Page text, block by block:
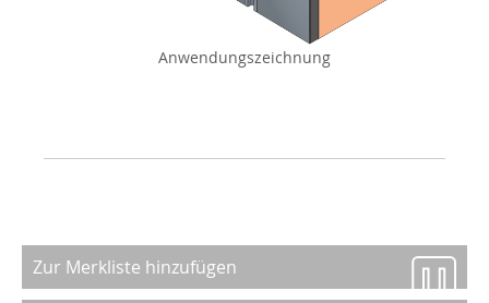
Anwendungszeichnung
Zur Merkliste hinzufügen